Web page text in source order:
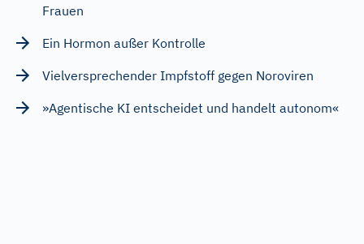
Frauen
Ein Hormon außer Kontrolle
Vielversprechender Impfstoff gegen Noroviren
»Agentische KI entscheidet und handelt autonom«